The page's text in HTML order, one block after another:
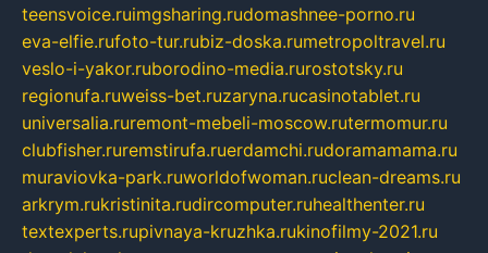
teensvoice.ruimgsharing.rudomashnee-porno.ru
eva-elfie.rufoto-tur.rubiz-doska.rumetropoltravel.ru
veslo-i-yakor.ruborodino-media.rurostotsky.ru
regionufa.ruweiss-bet.ruzaryna.rucasinotablet.ru
universalia.ruremont-mebeli-moscow.rutermomur.ru
clubfisher.ruremstirufa.ruerdamchi.rudoramamama.ru
muraviovka-park.ruworldofwoman.ruclean-dreams.ru
arkrym.rukristinita.rudircomputer.ruhealthenter.ru
textexperts.rupivnaya-kruzhka.rukinofilmy-2021.ru